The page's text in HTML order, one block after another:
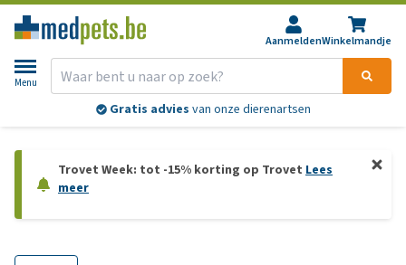
AanmeldenWinkelmandje
Menu
Gratis advies van onze dierenartsen
Trovet Week: tot -15% korting op Trovet Lees
meer